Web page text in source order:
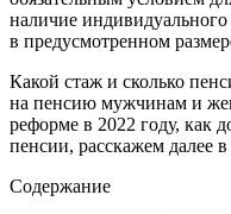
наличие
в предусмотренном
Какой стаж и сколько
на пенсию мужчинам и
реформе в 2022 году, как
пенсии, расскажем далее в
Содержание